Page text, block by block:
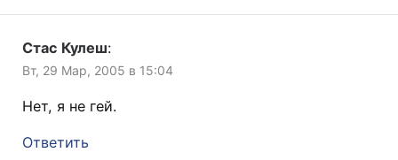
Стас Кулеш:
Вт, 29 Мар, 2005 в 15:04
Нет, я не гей.
Ответить